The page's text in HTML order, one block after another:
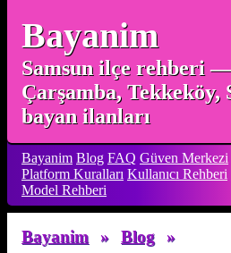
Bayanim
Samsun ilçe rehberi
Çarşamba, Tekkeköy,
bayan ilanları
Bayanim Blog FAQ Güven Merkezi
Platform Kuralları Kullanıcı Rehberi
Model Rehberi
Bayanim » Blog »